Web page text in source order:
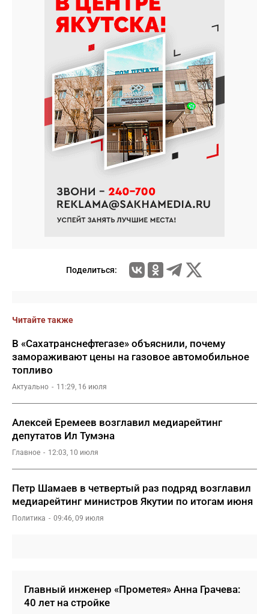
Поделиться:
Читайте также
В «Сахатранснефтегазе» объяснили, почему
замораживают цены на газовое автомобильное
топливо
Актуально 11:29, 16 июля
Алексей Еремеев возглавил медиарейтинг
депутатов Ил Тумэна
Главное 12:03, 10 июля
Петр Шамаев в четвертый раз подряд возглавил
медиарейтинг министров Якутии по итогам июня
Политика 09:46, 09 июля
Главный инженер «Прометея» Анна Грачева:
40 лет на стройке